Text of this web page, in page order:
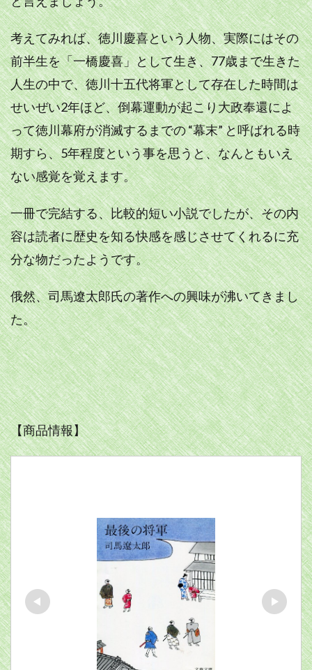
考えてみれば、徳川慶喜という人物、実際にはその
前半生を「一橋慶喜」として生き、77歳まで生きた
人生の中で、徳川十五代将軍として存在した時間は
せいぜい2年ほど、倒幕運動が起こり大政奉還によ
って徳川幕府が消滅するまでの “幕末” と呼ばれる時
期すら、5年程度という事を思うと、なんともいえ
ない感覚を覚えます。
一冊で完結する、比較的短い小説でしたが、その内
容は読者に歴史を知る快感を感じさせてくれるに充
分な物だったようです。
俄然、司馬遼太郎氏の著作への興味が沸いてきまし
た。
【商品情報】